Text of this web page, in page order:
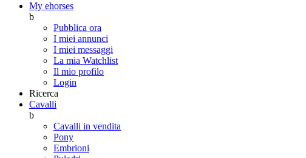
My ehorses
b
Pubblica ora
I miei annunci
I miei messaggi
La mia Watchlist
Il mio profilo
Login
Ricerca
Cavalli
b
Cavalli in vendita
Pony
Embrioni